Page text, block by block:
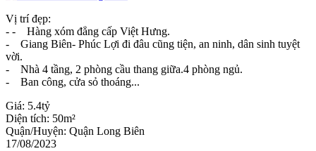
Vị trí đẹp:
- - Hàng xóm đẳng cấp Việt Hưng.
- Giang Biên- Phúc Lợi đi đâu cũng tiện, an ninh, dân sinh tuyệt
vời.
- Nhà 4 tầng, 2 phòng cầu thang giữa.4 phòng ngủ.
- Ban công, cửa sỏ thoáng...
Giá: 5.4tỷ
Diện tích: 50m²
Quận/Huyện: Quận Long Biên
17/08/2023